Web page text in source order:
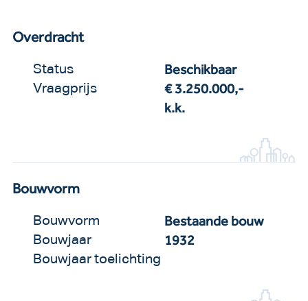
Overdracht
Status Beschikbaar
Vraagprijs
€ 3.250.000,-
k.k.
Bouwvorm
Bouwvorm Bestaande bouw
Bouwjaar 1932
Bouwjaar toelichting